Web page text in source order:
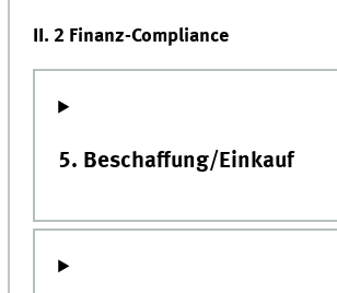
II. 2 Finanz-Compliance
5. Beschaffung/Einkauf